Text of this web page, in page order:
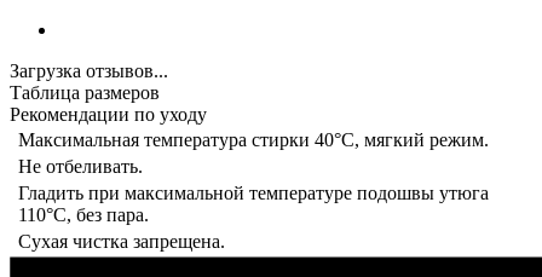
Загрузка отзывов...
Таблица размеров
Рекомендации по уходу
Максимальная температура стирки 40°C, мягкий режим.
Не отбеливать.
Гладить при максимальной температуре подошвы утюга
110°C, без пара.
Сухая чистка запрещена.